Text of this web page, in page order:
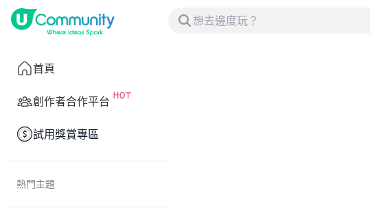
首頁
創作者合作平台
試用獎賞專區
熱門主題